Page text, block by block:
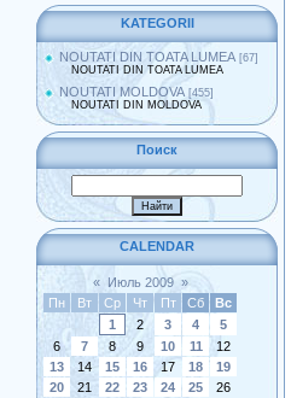
KATEGORII
NOUTATI DIN TOATA LUMEA [67]
NOUTATI DIN TOATA LUMEA
NOUTATI MOLDOVA [455]
NOUTATI DIN MOLDOVA
Поиск
CALENDAR
« Июль 2009 »
Пн
Вт Ср Чт Пт Сб
Вс
1
2 3 4
5
6
7 8 9 10 11
12
13
14 15 16 17 18
19
20
21 22 23 24 25
26